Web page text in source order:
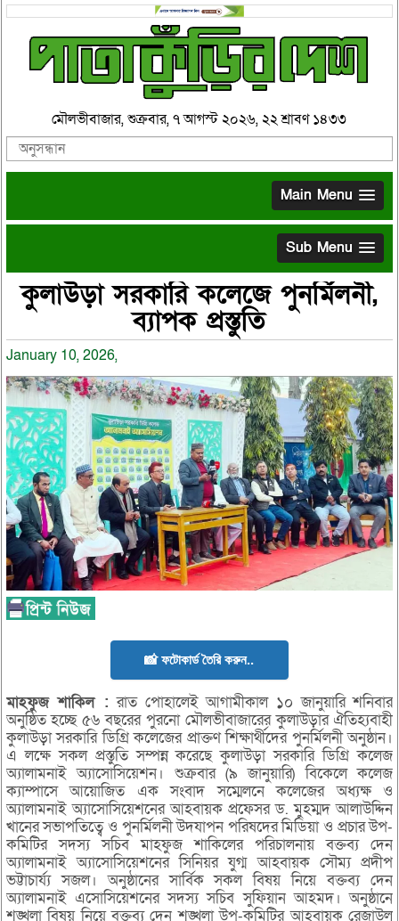
মৌলভীবাজার, শুক্রবার, ৭ আগস্ট ২০২৬, ২২ শ্রাবণ ১৪৩৩
Main Menu
Sub Menu
কুলাউড়া সরকারি কলেজে পুনর্মিলনী,
ব্যাপক প্রস্তুতি
January 10, 2026,
📸 ফটোকার্ড তৈরি করুন..
মাহফুজ শাকিল : রাত পোহালেই আগামীকাল ১০ জানুয়ারি শনিবার
অনুষ্ঠিত হচ্ছে ৫৬ বছরের পুরনো মৌলভীবাজারের কুলাউড়ার ঐতিহ্যবাহী
কুলাউড়া সরকারি ডিগ্রি কলেজের প্রাক্তণ শিক্ষার্থীদের পুনর্মিলনী অনুষ্ঠান।
এ লক্ষে সকল প্রস্তুতি সম্পন্ন করেছে কুলাউড়া সরকারি ডিগ্রি কলেজ
অ্যালামনাই অ্যাসোসিয়েশন। শুক্রবার (৯ জানুয়ারি) বিকেলে কলেজ
ক্যাম্পাসে আয়োজিত এক সংবাদ সম্মেলনে কলেজের অধ্যক্ষ ও
অ্যালামনাই অ্যাসোসিয়েশনের আহবায়ক প্রফেসর ড. মুহম্মদ আলাউদ্দিন
খানের সভাপতিত্বে ও পুনর্মিলনী উদযাপন পরিষদের মিডিয়া ও প্রচার উপ-
কমিটির সদস্য সচিব মাহফুজ শাকিলের পরিচালনায় বক্তব্য দেন
অ্যালামনাই অ্যাসোসিয়েশনের সিনিয়র যুগ্ম আহবায়ক সৌম্য প্রদীপ
ভট্টাচার্য্য সজল। অনুষ্ঠানের সার্বিক সকল বিষয় নিয়ে বক্তব্য দেন
অ্যালামনাই এসোসিয়েশনের সদস্য সচিব সুফিয়ান আহমদ। অনুষ্ঠানে
শৃঙ্খলা বিষয় নিয়ে বক্তব্য দেন শৃঙ্খলা উপ-কমিটির আহবায়ক রেজাউল